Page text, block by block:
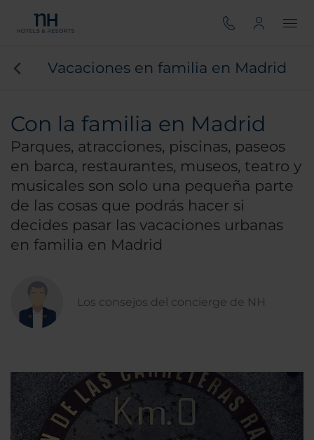
Vacaciones en familia en Madrid
Con la familia en Madrid
Parques, atracciones, piscinas, paseos
en barca, restaurantes, museos, teatro y
musicales son solo una pequeña parte
de las cosas que podrás hacer si
decides pasar las vacaciones urbanas
en familia en Madrid
Los consejos del concierge de NH